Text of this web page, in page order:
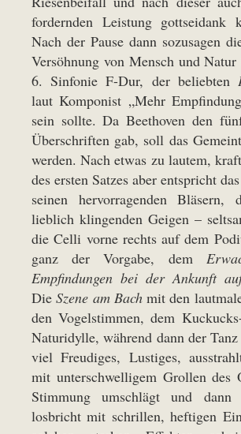
fordernden Leistung gottseidank
Nach der Pause dann sozusagen
Versöhnung von Mensch und Natur
6. Sinfonie F-Dur, der beliebten
laut Komponist „Mehr
sein sollte. Da Beethoven den
Überschriften gab, soll das
werden. Nach etwas zu lautem,
des ersten Satzes aber entspricht
seinen hervorragenden Bläsern,
lieblich klingenden Geigen –
die Celli vorne rechts auf dem
ganz der Vorgabe, dem
Empfindungen bei der Ankunft
DieSzene am Bachmit den
den Vogelstimmen, dem
Naturidylle, während dann der
viel Freudiges, Lustiges,
mit unterschwelligem Grollen des
Stimmung umschlägt und dann
losbricht mit schrillen, heftigen